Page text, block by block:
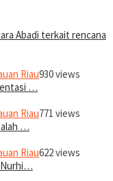
Riau930 views
…
Riau771 views
…
Riau622 views
Nurhi…